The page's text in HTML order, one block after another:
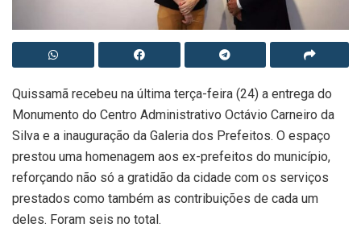
Quissamã recebeu na última terça-feira (24) a entrega do
Monumento do Centro Administrativo Octávio Carneiro da
Silva e a inauguração da Galeria dos Prefeitos. O espaço
prestou uma homenagem aos ex-prefeitos do município,
reforçando não só a gratidão da cidade com os serviços
prestados como também as contribuições de cada um
deles. Foram seis no total.